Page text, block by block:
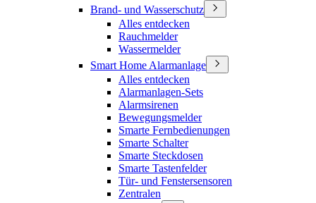
Brand- und Wasserschutz
Alles entdecken
Rauchmelder
Wassermelder
Smart Home Alarmanlage
Alles entdecken
Alarmanlagen-Sets
Alarmsirenen
Bewegungsmelder
Smarte Fernbedienungen
Smarte Schalter
Smarte Steckdosen
Smarte Tastenfelder
Tür- und Fenstersensoren
Zentralen